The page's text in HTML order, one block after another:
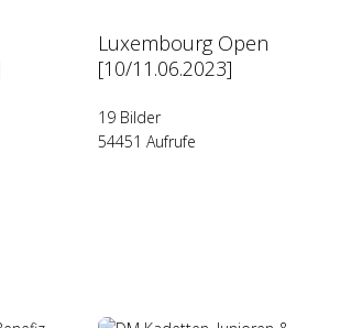
Luxembourg Open
[10/11.06.2023]
19 Bilder
54451 Aufrufe